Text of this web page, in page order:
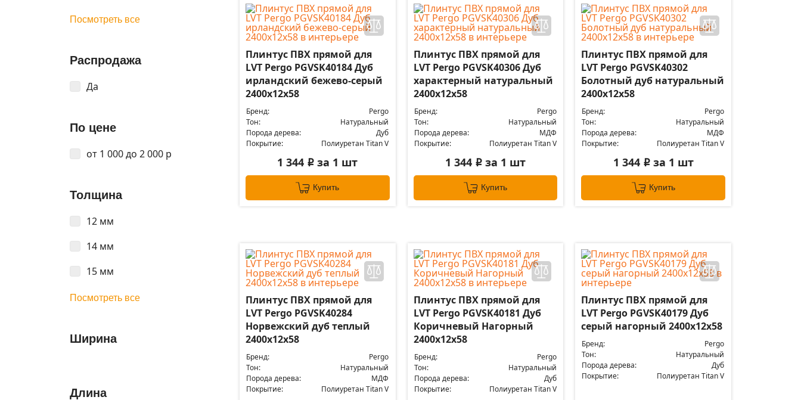
Посмотреть все
Распродажа
Да
По цене
от 1 000 до 2 000 р
Толщина
12 мм
14 мм
15 мм
Посмотреть все
Ширина
Длина
Плинтус ПВХ прямой для
LVT Pergo PGVSK40184 Дуб
ирландский бежево-серый
2400х12х58
Бренд:
Pergo
Тон:
Натуральный
Порода дерева:
Дуб
Покрытие:
Полиуретан Titan V
1 344 i за 1 шт
Купить
Плинтус ПВХ прямой для
LVT Pergo PGVSK40306 Дуб
характерный натуральный
2400х12х58
Бренд:
Pergo
Тон:
Натуральный
Порода дерева:
МДФ
Покрытие:
Полиуретан Titan V
1 344 iза 1 шт
Купить
Плинтус ПВХ прямой для
LVT Pergo PGVSK40302
Болотный дуб натуральный
2400х12х58
Бренд:
Pergo
Тон:
Натуральный
Порода дерева:
МДФ
Покрытие:
Полиуретан Titan V
1 344 iза 1 шт
Купить
Плинтус ПВХ прямой для
LVT Pergo PGVSK40284
Норвежский дуб теплый
2400х12х58
Бренд:
Pergo
Тон:
Натуральный
Порода дерева:
МДФ
Покрытие:
Полиуретан Titan V
Плинтус ПВХ прямой для
LVT Pergo PGVSK40181 Дуб
Коричневый Нагорный
2400х12х58
Бренд:
Pergo
Тон:
Натуральный
Порода дерева:
Дуб
Покрытие:
Полиуретан Titan V
Плинтус ПВХ прямой для
LVT Pergo PGVSK40179 Дуб
серый нагорный 2400х12х58
Бренд:
Pergo
Тон:
Натуральный
Порода дерева:
Дуб
Покрытие:
Полиуретан Titan V